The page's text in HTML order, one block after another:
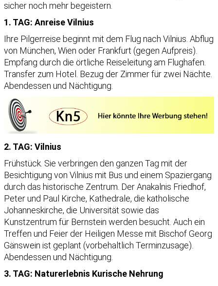
sicher noch mehr begeistern.
1. TAG: Anreise Vilnius
Ihre Pilgerreise beginnt mit dem Flug nach Vilnius. Abflug
von München, Wien oder Frankfurt (gegen Aufpreis).
Empfang durch die örtliche Reiseleitung am Flughafen.
Transfer zum Hotel. Bezug der Zimmer für zwei Nächte.
Abendessen und Nächtigung.
2. TAG: Vilnius
Frühstück. Sie verbringen den ganzen Tag mit der
Besichtigung von Vilnius mit Bus und einem Spaziergang
durch das historische Zentrum. Der Anakalnis Friedhof,
Peter und Paul Kirche, Kathedrale, die katholische
Johanneskirche, die Universität sowie das
Kunstzentrum für Bernstein werden besucht. Auch ein
Treffen und Feier der Heiligen Messe mit Bischof Georg
Gänswein ist geplant (vorbehaltlich Terminzusage).
Abendessen und Nächtigung.
3. TAG: Naturerlebnis Kurische Nehrung